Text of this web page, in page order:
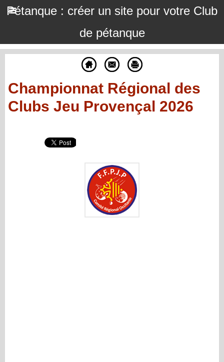
Pétanque : créer un site pour votre Club
de pétanque
Championnat Régional des
Clubs Jeu Provençal 2026